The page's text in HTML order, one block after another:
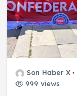
Son Haber X
999 views